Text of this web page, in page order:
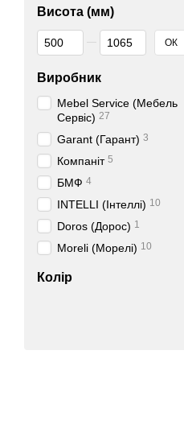
Висота (мм)
Від Висота (мм)
До Висота (мм) ОК
Виробник
Mebel Service (Мебель
Сервіс) 27
Garant (Гарант) 3
Компаніт 5
БМФ 4
INTELLI (Інтеллі) 10
Doros (Дорос) 1
Moreli (Морелі) 10
Колір